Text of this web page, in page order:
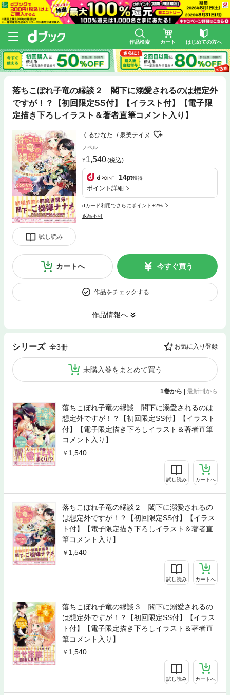
作品検索 カート はじめての方へ
落ちこぼれ子竜の縁談２ 閣下に溺愛されるのは想定外
ですが！？【初回限定SS付】【イラスト付】【電子限
定描き下ろしイラスト＆著者直筆コメント入り】
試し読み
くるひなた 泉美テイヌ
ノベル
1,540(税込)
14pt獲得
ポイント詳細
dカード利用でさらにポイント+2%
返品不可
カートへ 今すぐ買う
作品をチェックする
作品情報へ
シリーズ 全3冊 お気に入り登録
未購入巻をまとめて買う
1巻から | 最新刊から
落ちこぼれ子竜の縁談 閣下に溺愛されるのは
想定外ですが！？【初回限定SS付】【イラスト
付】【電子限定描き下ろしイラスト＆著者直筆
コメント入り】
1,540
試し読み カートへ
落ちこぼれ子竜の縁談２ 閣下に溺愛されるの
は想定外ですが！？【初回限定SS付】【イラス
ト付】【電子限定描き下ろしイラスト＆著者直
筆コメント入り】
1,540
試し読み カートへ
落ちこぼれ子竜の縁談３ 閣下に溺愛されるの
は想定外ですが！？【初回限定SS付】【イラス
ト付】【電子限定描き下ろしイラスト＆著者直
筆コメント入り】
1,540
試し読み カートへ